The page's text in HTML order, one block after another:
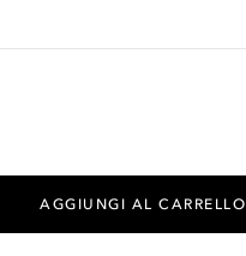
AGGIUNGI AL CARRELLO